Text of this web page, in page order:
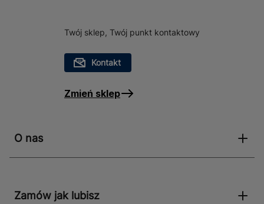
Twój sklep, Twój punkt kontaktowy
Kontakt
Zmień sklep
O nas
Zamów jak lubisz